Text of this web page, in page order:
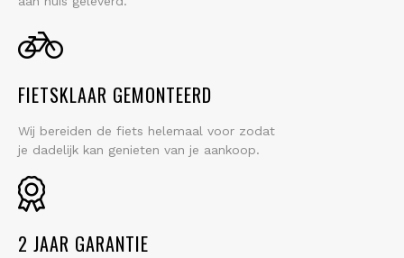
FIETSKLAAR GEMONTEERD
Wij bereiden de fiets helemaal voor zodat
je dadelijk kan genieten van je aankoop.
2 JAAR GARANTIE